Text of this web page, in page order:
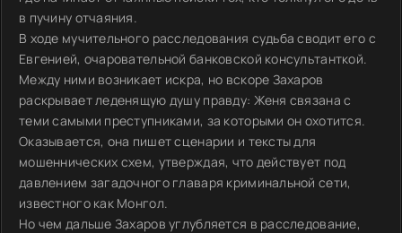
в пучину отчаяния.
В ходе мучительного расследования судьба сводит его с
Евгенией, очаровательной банковской консультанткой.
Между ними возникает искра, но вскоре Захаров
раскрывает леденящую душу правду: Женя связана с
теми самыми преступниками, за которыми он охотится.
Оказывается, она пишет сценарии и тексты для
мошеннических схем, утверждая, что действует под
давлением загадочного главаря криминальной сети,
известного как Монгол.
Но чем дальше Захаров углубляется в расследование,